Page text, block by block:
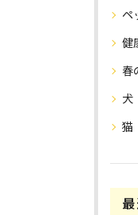
ペ
健
春
犬
猫